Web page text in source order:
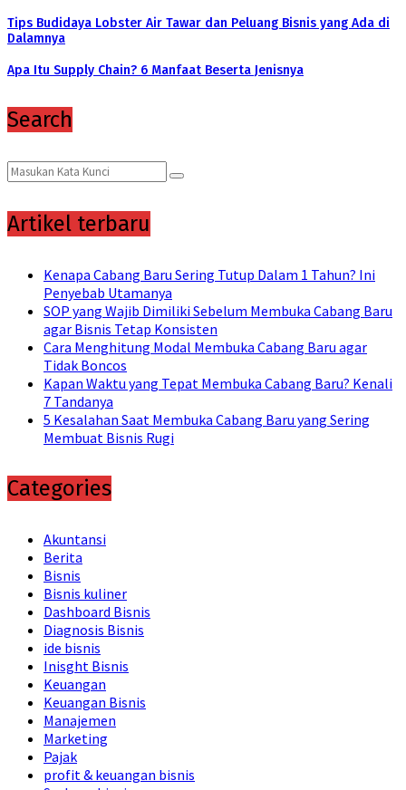
Tips Budidaya Lobster Air Tawar dan Peluang Bisnis yang Ada di
Dalamnya
Apa Itu Supply Chain? 6 Manfaat Beserta Jenisnya
Search
Search
for:
Search
Artikel terbaru
Kenapa Cabang Baru Sering Tutup Dalam 1 Tahun? Ini
Penyebab Utamanya
SOP yang Wajib Dimiliki Sebelum Membuka Cabang Baru
agar Bisnis Tetap Konsisten
Cara Menghitung Modal Membuka Cabang Baru agar
Tidak Boncos
Kapan Waktu yang Tepat Membuka Cabang Baru? Kenali
7 Tandanya
5 Kesalahan Saat Membuka Cabang Baru yang Sering
Membuat Bisnis Rugi
Categories
Akuntansi
Berita
Bisnis
Bisnis kuliner
Dashboard Bisnis
Diagnosis Bisnis
ide bisnis
Inisght Bisnis
Keuangan
Keuangan Bisnis
Manajemen
Marketing
Pajak
profit & keuangan bisnis